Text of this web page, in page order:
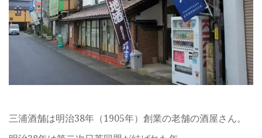
三浦酒舗は明治38年（1905年）創業の老舗の酒屋さん。